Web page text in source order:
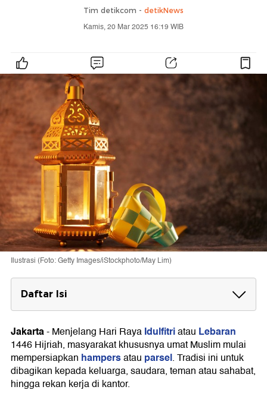
Tim detikcom - detikNews
Kamis, 20 Mar 2025 16:19 WIB
Ilustrasi (Foto: Getty Images/iStockphoto/May Lim)
Daftar Isi
Ucapan Hampers Lebaran 2025 untuk
Keluarga/Saudara
Ucapan Hampers Lebaran 2025 untuk
Teman/Sahabat
Ucapan Hampers Lebaran 2025 untuk Rekan
Jakarta-Menjelang Hari RayaIdulfitriatau Lebaran
1446 Hijriah, masyarakat khususnya umat Muslim mulai
mempersiapkan hampersatau parsel. Tradisi ini untuk
dibagikan kepada keluarga, saudara, teman atau sahabat,
hingga rekan kerja di kantor.